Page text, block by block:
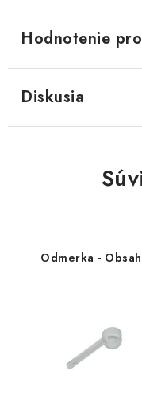
Hodnotenie
Diskusia
Odmerka -